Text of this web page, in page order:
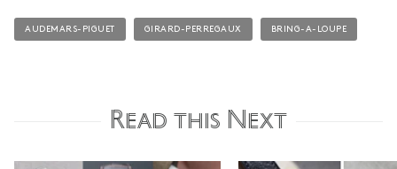
AUDEMARS-PIGUET GIRARD-PERREGAUX BRING-A-LOUPE
Read this Next